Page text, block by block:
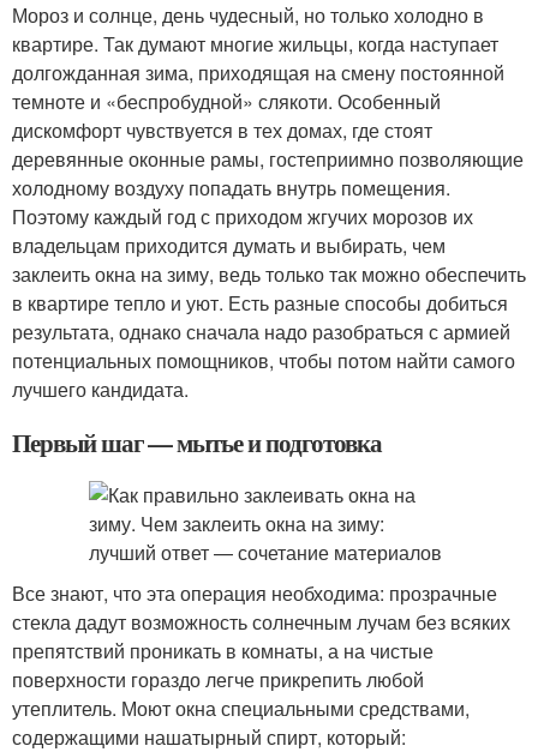
Мороз и солнце, день чудесный, но только холодно в
квартире. Так думают многие жильцы, когда наступает
долгожданная зима, приходящая на смену постоянной
темноте и «беспробудной» слякоти. Особенный
дискомфорт чувствуется в тех домах, где стоят
деревянные оконные рамы, гостеприимно позволяющие
холодному воздуху попадать внутрь помещения.
Поэтому каждый год с приходом жгучих морозов их
владельцам приходится думать и выбирать, чем
заклеить окна на зиму, ведь только так можно обеспечить
в квартире тепло и уют. Есть разные способы добиться
результата, однако сначала надо разобраться с армией
потенциальных помощников, чтобы потом найти самого
лучшего кандидата.
Первый шаг — мытье и подготовка
Все знают, что эта операция необходима: прозрачные
стекла дадут возможность солнечным лучам без всяких
препятствий проникать в комнаты, а на чистые
поверхности гораздо легче прикрепить любой
утеплитель. Моют окна специальными средствами,
содержащими нашатырный спирт, который: